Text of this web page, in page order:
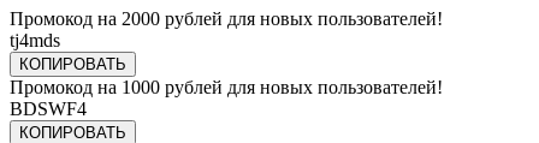
Промокод на 2000 рублей для новых пользователей!
tj4mds
КОПИРОВАТЬ
Промокод на 1000 рублей для новых пользователей!
BDSWF4
КОПИРОВАТЬ